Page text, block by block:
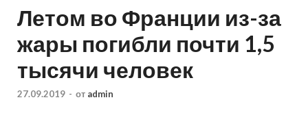
Летом во Франции из-за
жары погибли почти 1,5
тысячи человек
27.09.2019 - от admin